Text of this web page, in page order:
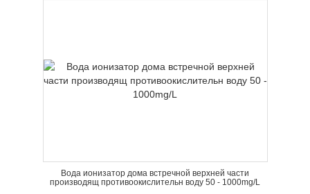
Вода ионизатор дома встречной верхней части
производящ противоокислительн воду 50 - 1000mg/L